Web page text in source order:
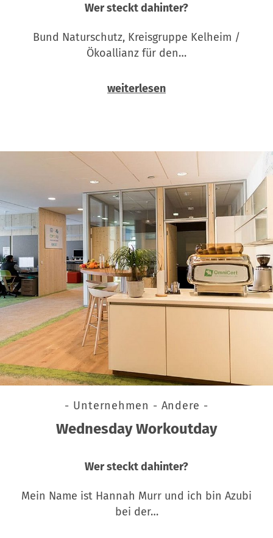
Wer steckt dahinter?
Bund Naturschutz, Kreisgruppe Kelheim /
Ökoallianz für den…
weiterlesen
- Unternehmen - Andere -
Wednesday Workoutday
Wer steckt dahinter?
Mein Name ist Hannah Murr und ich bin Azubi
bei der…